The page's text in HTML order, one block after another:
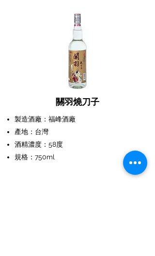
關羽燒刀子
製造酒廠：福峰酒廠
產地：台灣
酒精濃度：58度
規格：750ml